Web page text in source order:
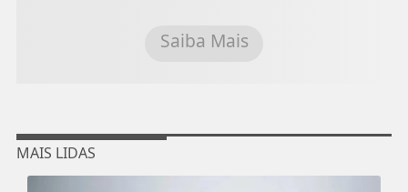
Saiba Mais
MAIS LIDAS